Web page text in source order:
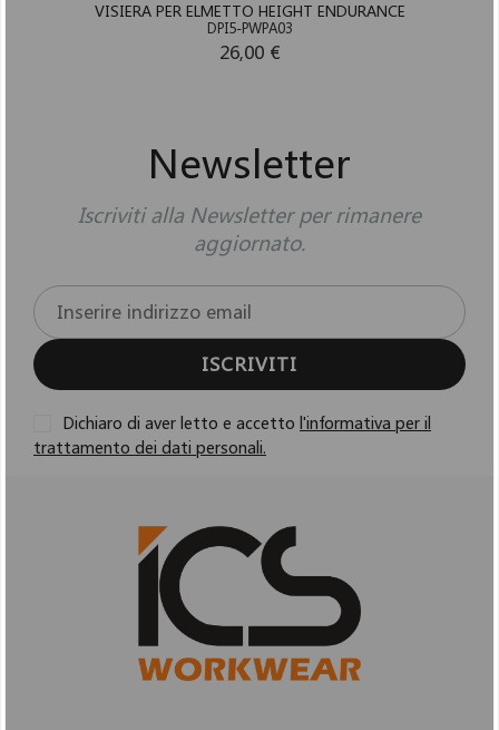
VISIERA PER ELMETTO HEIGHT ENDURANCE
DPI5-PWPA03
26,00 €
Newsletter
Iscriviti alla Newsletter per rimanere
aggiornato.
ISCRIVITI
Dichiaro di aver letto e accetto l'informativa per il
trattamento dei dati personali.